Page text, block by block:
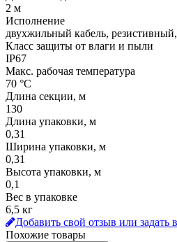
2 м
Исполнение
двухжильный кабель,
Класс защиты от влаги и пыли
IP67
Макс. рабочая температура
70 °С
Длина секции, м
130
Длина упаковки, м
0,31
Ширина упаковки, м
0,31
Высота упаковки, м
0,1
Вес в упаковке
6,5 кг
Добавить свой отзыв или задать
Похожие товары